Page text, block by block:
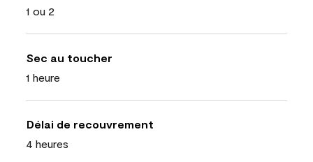
1 ou 2
Sec au toucher
1 heure
Délai de recouvrement
4 heures